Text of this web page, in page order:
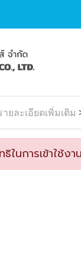
ยละเอียดเพิ่มเติม
นการเข้าใช้งา